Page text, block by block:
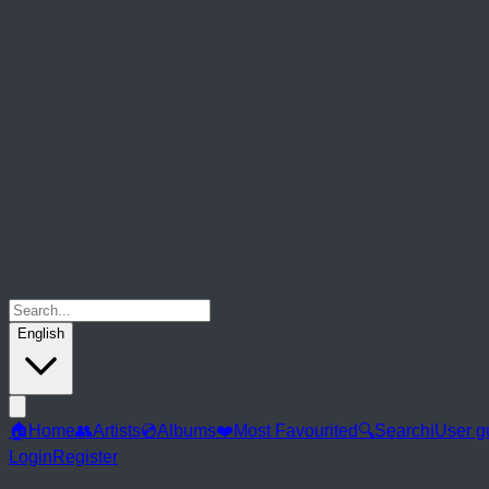
English
🏠 Home👥Artists💿Albums❤️Most Favourited🔍Searchℹ️User
LoginRegister